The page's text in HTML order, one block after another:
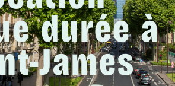
durée à
James